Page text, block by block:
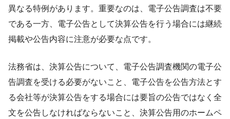
異なる特例があります。重要なのは、電子公告調査は不要
である一方、電子公告として決算公告を行う場合には継続
掲載や公告内容に注意が必要な点です。
法務省は、決算公告について、電子公告調査機関の電子公
告調査を受ける必要がないこと、電子公告を公告方法とす
る会社等が決算公告をする場合には要旨の公告ではなく全
文を公告しなければならないこと、決算公告用のホームペ